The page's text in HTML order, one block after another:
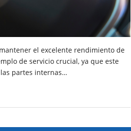
el excelente rendimiento de
de servicio crucial, ya que este
partes internas…